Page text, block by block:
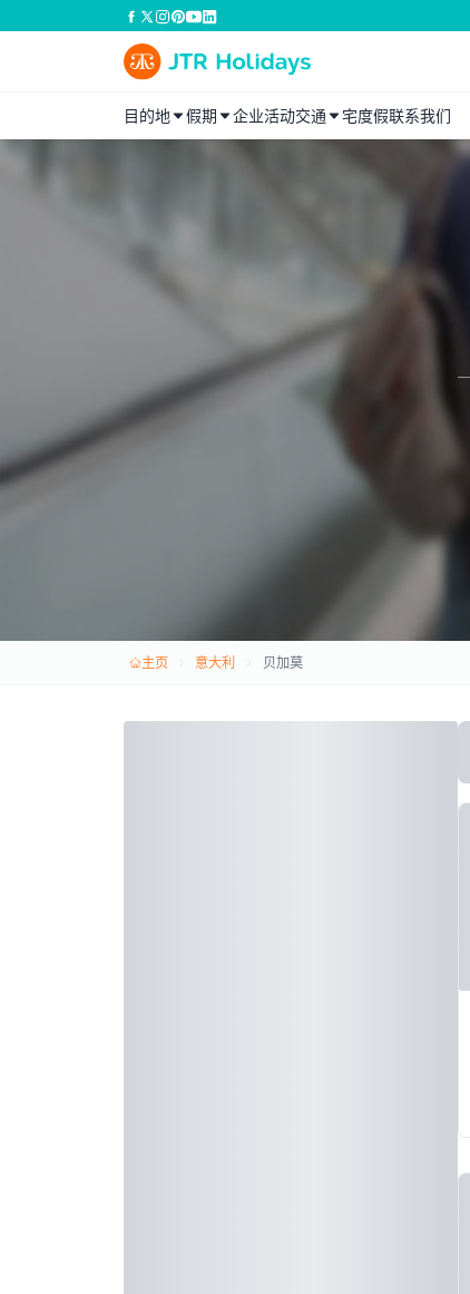
目的地 假期 企业活动交通 宅度假联系我们
主页 意大利 贝加莫